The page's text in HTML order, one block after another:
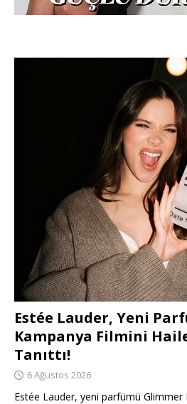
Estée Lauder, Yeni
Kampanya Filmini
Tanıttı!
6 Ağustos 2026
Estée Lauder, yeni parfümü Glimmer